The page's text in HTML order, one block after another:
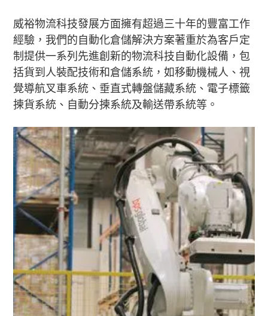
威裕物流科技發展方面擁有超過三十年的豐富工作
經驗，我們的自動化倉儲解決方案著重於為客戶定
制提供一系列先進創新的物流科技自動化設備，包
括貨到人裝配技術和倉儲系統，如移動機械人、視
覺導航叉車系統、垂直式轉盤儲藏系統、電子標籤
揀貨系統、自動分揀系統及輸送帶系統等。